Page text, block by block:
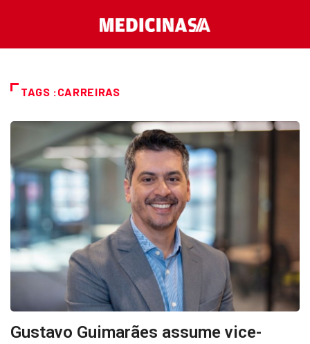
TAGS :CARREIRAS
Gustavo Guimarães assume vice-